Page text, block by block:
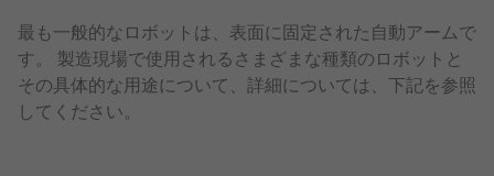
最も一般的なロボットは、表面に固定された自動アームで
す。 製造現場で使用されるさまざまな種類のロボットと
その具体的な用途について、詳細については、下記を参照
してください。